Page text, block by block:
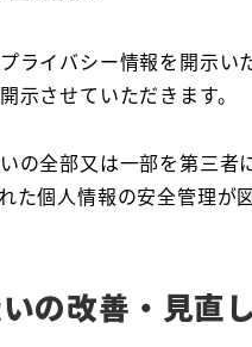
ライバシー情報を開示
示させていただきます。
の全部又は一部を第三
た個人情報の安全管理が
の改善・見直